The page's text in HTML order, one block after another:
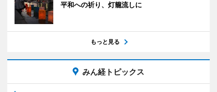
平和への祈り、灯籠流しに
もっと見る
みん経トピックス